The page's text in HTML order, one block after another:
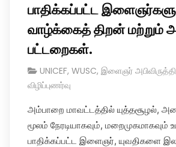
பாதிக்கப்பட்ட
வாழ்க்கைத் திறன் மற்றும்
பட்டறைகள்.
UNICEF, WUSC, இளைஞர் அபிவிருத்தி
விழிப்புணர்வு
அம்பாறை மாவட்டத்தில் யுத்தசூழல்,
மூலம் நேரடியாகவும், மறைமுகமாகவும்
பாதிக்கப்பட்ட இளைஞர், யுவதிகளை